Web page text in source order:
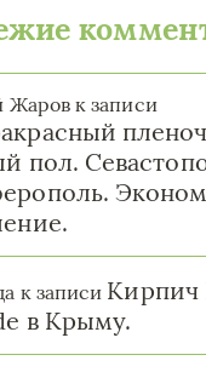
Жаровк записи
пол.
к записи Кирпич
в Крыму.